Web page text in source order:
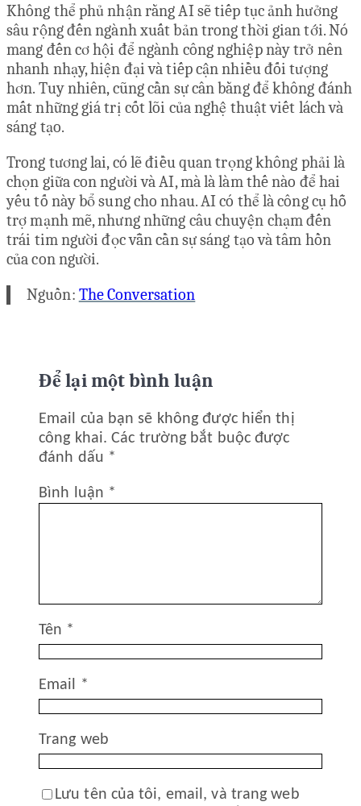
Không thể phủ nhận rằng AI sẽ tiếp tục ảnh hưởng
sâu rộng đến ngành xuất bản trong thời gian tới. Nó
mang đến cơ hội để ngành công nghiệp này trở nên
nhanh nhạy, hiện đại và tiếp cận nhiều đối tượng
hơn. Tuy nhiên, cũng cần sự cân bằng để không đánh
mất những giá trị cốt lõi của nghệ thuật viết lách và
sáng tạo.
Trong tương lai, có lẽ điều quan trọng không phải là
chọn giữa con người và AI, mà là làm thế nào để hai
yếu tố này bổ sung cho nhau. AI có thể là công cụ hỗ
trợ mạnh mẽ, nhưng những câu chuyện chạm đến
trái tim người đọc vẫn cần sự sáng tạo và tâm hồn
của con người.
Nguồn: The Conversation
Để lại một bình luận
Email của bạn sẽ không được hiển thị
công khai. Các trường bắt buộc được
đánh dấu *
Bình luận *
Tên *
Email *
Trang web
Lưu tên của tôi, email, và trang web